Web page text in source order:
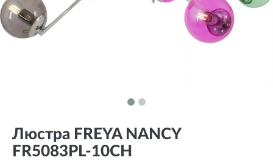
Люстра FREYA NANCY
FR5083PL-10CH